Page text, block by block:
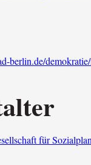
berlin.de/
für